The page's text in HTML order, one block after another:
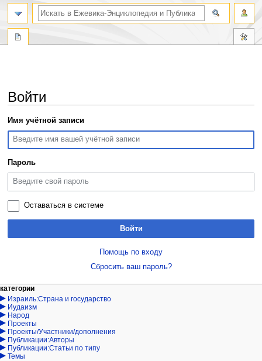
Войти
Перейти
к
навигации
Перейти
к
поиску
Имя учётной записи
Пароль
Оставаться в системе
Войти
Помощь по входу
Сбросить ваш пароль?
Навигация
действия на странице
служебная
страница
персональные инструменты
войти
запрос
учётной
записи
категории
Израиль:Страна и государство
Иудаизм
Народ
Проекты
Проекты/Участники/дополнения
Публикации:Авторы
Публикации:Статьи по типу
Темы
поиск по словам